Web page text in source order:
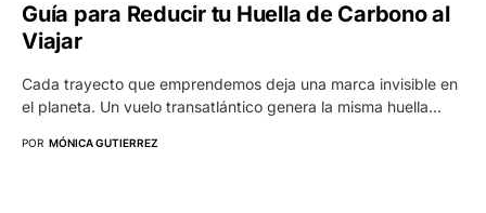
Guía para Reducir tu Huella de Carbono al
Viajar
Cada trayecto que emprendemos deja una marca invisible en
el planeta. Un vuelo transatlántico genera la misma huella…
POR MÓNICA GUTIERREZ